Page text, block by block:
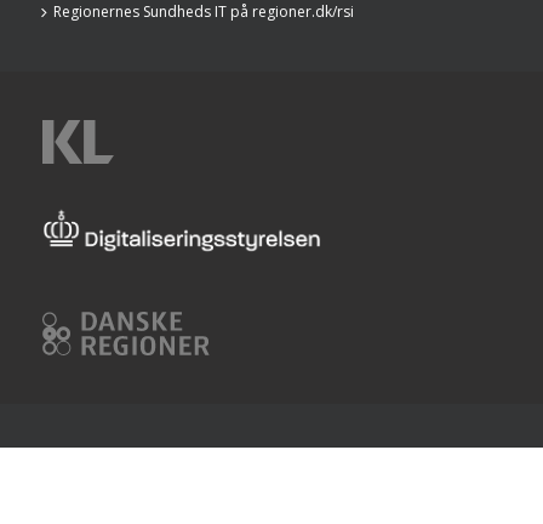
Regionernes Sundheds IT på regioner.dk/rsi